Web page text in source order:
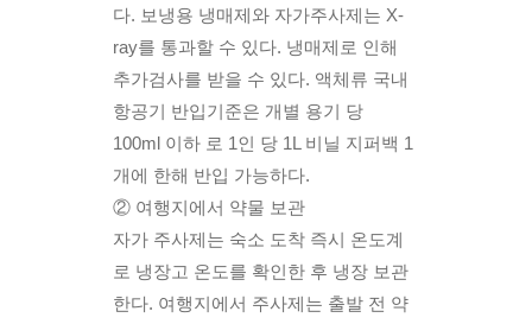
다. 보냉용 냉매제와 자가주사제는 X-
ray를 통과할 수 있다. 냉매제로 인해
추가검사를 받을 수 있다. 액체류 국내
항공기 반입기준은 개별 용기 당
100ml 이하 로 1인 당 1L 비닐 지퍼백 1
개에 한해 반입 가능하다.
② 여행지에서 약물 보관
자가 주사제는 숙소 도착 즉시 온도계
로 냉장고 온도를 확인한 후 냉장 보관
한다. 여행지에서 주사제는 출발 전 약